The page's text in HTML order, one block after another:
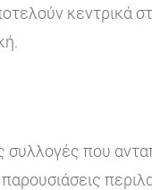
κεντρικά
που